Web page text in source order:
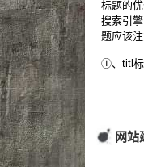
标题的
搜索引
题应该注
①、titl标
网